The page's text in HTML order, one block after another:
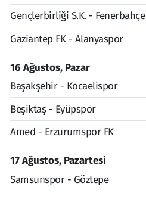
Gençlerbirliği S.K. - Fenerbahçe
Gaziantep FK - Alanyaspor
16 Ağustos, Pazar
Başakşehir - Kocaelispor
Beşiktaş - Eyüpspor
Amed - Erzurumspor FK
17 Ağustos, Pazartesi
Samsunspor - Göztepe